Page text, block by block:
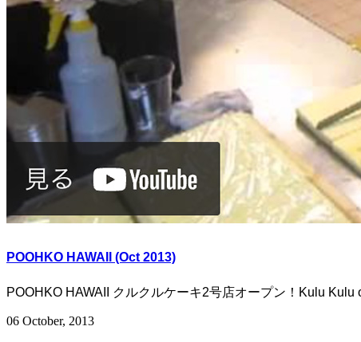
POOHKO HAWAII (Oct 2013)
POOHKO HAWAII クルクルケーキ2号店オープン！Kulu
06 October, 2013